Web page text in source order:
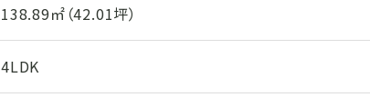
138.89㎡（42.01坪）
4LDK